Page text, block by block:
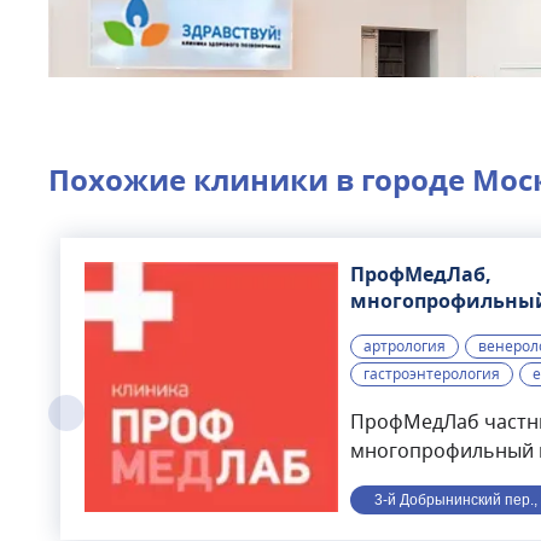
Похожие клиники в городе
ПрофМедЛаб,
медицинский
артрология
гастроэнтерология
ПрофМедЛаб
многопрофильный
расположенный в
минутах ходьбы от
3-й Добрынинский пер.,